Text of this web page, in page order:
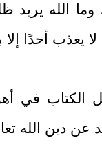
وما الله يريد
لا يعذب أحدًا
الكتاب في
عن دين الله